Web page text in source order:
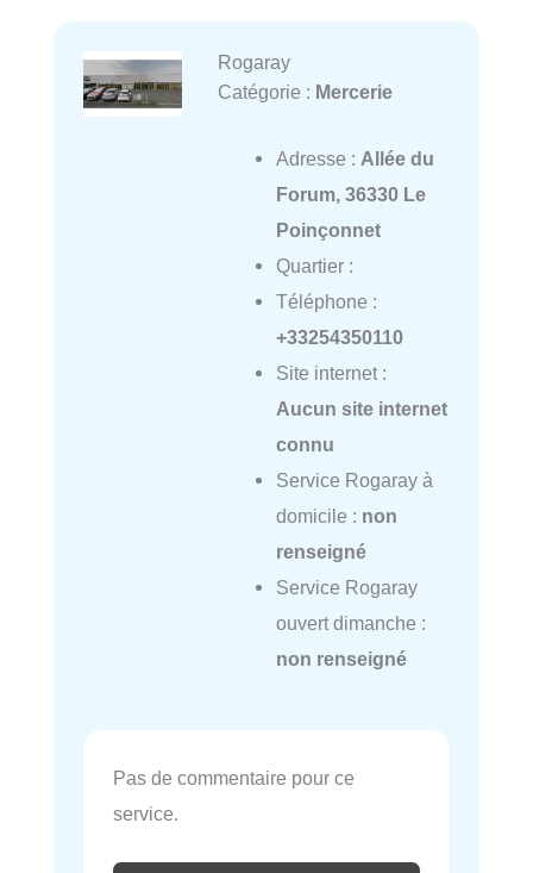
Rogaray
Catégorie : Mercerie
Adresse : Allée du
Forum, 36330 Le
Poinçonnet
Quartier :
Téléphone :
+33254350110
Site internet :
Aucun site internet
connu
Service Rogaray à
domicile : non
renseigné
Service Rogaray
ouvert dimanche :
non renseigné
Pas de commentaire pour ce
service.